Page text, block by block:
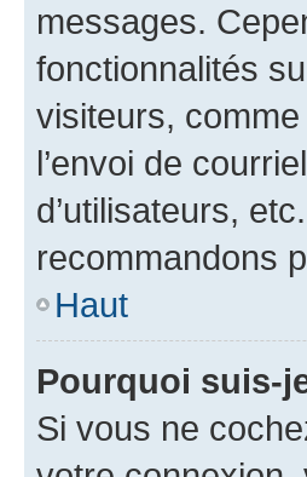
messages.
fonctionnalités
visiteurs,
l’envoi de
d’utilisateurs,
recommandons
Haut
Pourquoi suis-
Si vous ne